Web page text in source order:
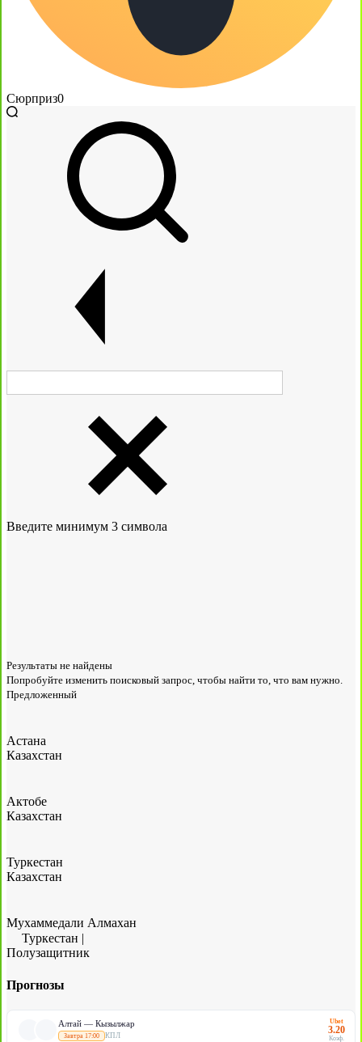
Сюрприз0
Введите минимум 3 символа
Результаты не найдены
Попробуйте изменить поисковый запрос, чтобы найти то, что вам нужно.
Предложенный
Астана
Казахстан
Актобе
Казахстан
Туркестан
Казахстан
Мухаммедали Алмахан
Туркестан |
Полузащитник
Прогнозы
Алтай — Кызылжар
Завтра 17:00 КПЛ
Ubet
3.20
Коэф.